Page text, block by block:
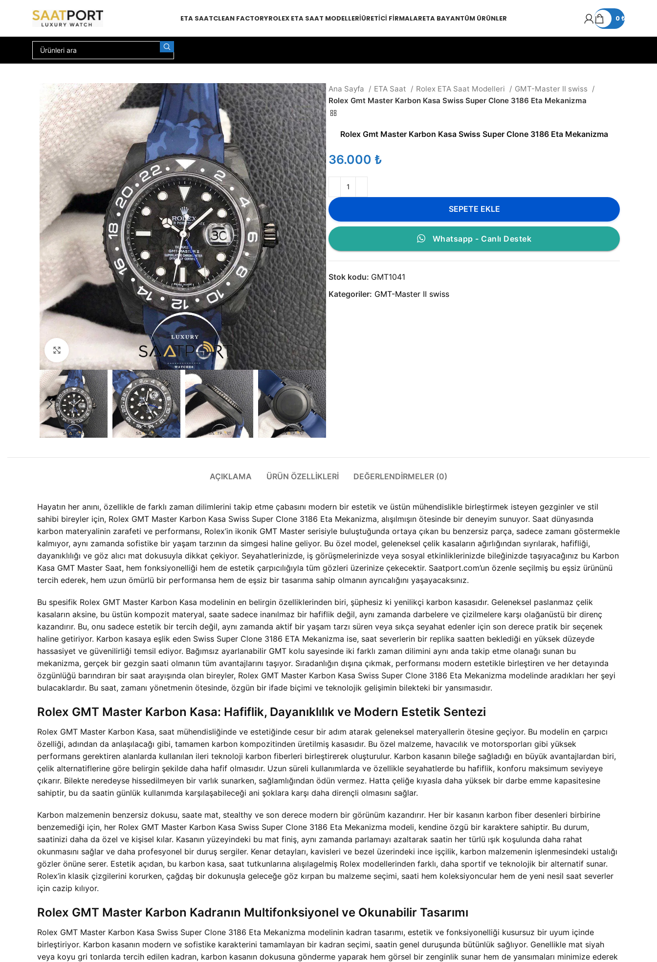
ETA SAATCLEAN FACTORYROLEX ETA SAAT MODELLERIÜRETICI FIRMALARETA BAYANTÜM ÜRÜNLER 0₺
Büyütmek için tıklayın
Ana Sayfa ETA Saat Rolex ETA Saat Modelleri
GMT-Master II swiss
Rolex Gmt Master Karbon Kasa Swiss Super Clone 3186 Eta Mekanizma
Rolex Gmt Master Karbon Kasa Swiss Super Clone 3186 Eta Mekanizma
₺
SEPETE EKLE
Whatsapp - Canlı Destek
Stok kodu: GMT1041
Kategoriler: GMT-Master II swiss
AÇIKLAMA ÜRÜN ÖZELLIKLERI DEĞERLENDIRMELER (0)
Hayatın her anını, özellikle de farklı zaman dilimlerini takip etme çabasını modern bir estetik ve üstün mühendislikle birleştirmek isteyen gezginler ve stil
sahibi bireyler için, Rolex GMT Master Karbon Kasa Swiss Super Clone 3186 Eta Mekanizma, alışılmışın ötesinde bir deneyim sunuyor. Saat dünyasında
karbon materyalinin zarafeti ve performansı, Rolex’in ikonik GMT Master serisiyle buluştuğunda ortaya çıkan bu benzersiz parça, sadece zamanı göstermekle
kalmıyor, aynı zamanda sofistike bir yaşam tarzının da simgesi haline geliyor. Bu özel model, geleneksel çelik kasaların ağırlığından sıyrılarak, hafifliği,
dayanıklılığı ve göz alıcı mat dokusuyla dikkat çekiyor. Seyahatlerinizde, iş görüşmelerinizde veya sosyal etkinliklerinizde bileğinizde taşıyacağınız bu Karbon
Kasa GMT Master Saat, hem fonksiyonelliği hem de estetik çarpıcılığıyla tüm gözleri üzerinize çekecektir. Saatport.com’un özenle seçilmiş bu eşsiz ürününü
tercih ederek, hem uzun ömürlü bir performansa hem de eşsiz bir tasarıma sahip olmanın ayrıcalığını yaşayacaksınız.
Bu spesifik Rolex GMT Master Karbon Kasa modelinin en belirgin özelliklerinden biri, şüphesiz ki yenilikçi karbon kasasıdır. Geleneksel paslanmaz çelik
kasaların aksine, bu üstün kompozit materyal, saate sadece inanılmaz bir hafiflik değil, aynı zamanda darbelere ve çizilmelere karşı olağanüstü bir direnç
kazandırır. Bu, onu sadece estetik bir tercih değil, aynı zamanda aktif bir yaşam tarzı süren veya sıkça seyahat edenler için son derece pratik bir seçenek
haline getiriyor. Karbon kasaya eşlik eden Swiss Super Clone 3186 ETA Mekanizma ise, saat severlerin bir replika saatten beklediği en yüksek düzeyde
hassasiyet ve güvenilirliği temsil ediyor. Bağımsız ayarlanabilir GMT kolu sayesinde iki farklı zaman dilimini aynı anda takip etme olanağı sunan bu
mekanizma, gerçek bir gezgin saati olmanın tüm avantajlarını taşıyor. Sıradanlığın dışına çıkmak, performansı modern estetikle birleştiren ve her detayında
özgünlüğü barındıran bir saat arayışında olan bireyler, Rolex GMT Master Karbon Kasa Swiss Super Clone 3186 Eta Mekanizma modelinde aradıkları her şeyi
bulacaklardır. Bu saat, zamanı yönetmenin ötesinde, özgün bir ifade biçimi ve teknolojik gelişimin bilekteki bir yansımasıdır.
Rolex GMT Master Karbon Kasa: Hafiflik, Dayanıklılık ve Modern Estetik Sentezi
Rolex GMT Master Karbon Kasa, saat mühendisliğinde ve estetiğinde cesur bir adım atarak geleneksel materyallerin ötesine geçiyor. Bu modelin en çarpıcı
özelliği, adından da anlaşılacağı gibi, tamamen karbon kompozitinden üretilmiş kasasıdır. Bu özel malzeme, havacılık ve motorsporları gibi yüksek
performans gerektiren alanlarda kullanılan ileri teknoloji karbon fiberleri birleştirerek oluşturulur. Karbon kasanın bileğe sağladığı en büyük avantajlardan biri,
çelik alternatiflerine göre belirgin şekilde daha hafif olmasıdır. Uzun süreli kullanımlarda ve özellikle seyahatlerde bu hafiflik, konforu maksimum seviyeye
çıkarır. Bilekte neredeyse hissedilmeyen bir varlık sunarken, sağlamlığından ödün vermez. Hatta çeliğe kıyasla daha yüksek bir darbe emme kapasitesine
sahiptir, bu da saatin günlük kullanımda karşılaşabileceği ani şoklara karşı daha dirençli olmasını sağlar.
Karbon malzemenin benzersiz dokusu, saate mat, stealthy ve son derece modern bir görünüm kazandırır. Her bir kasanın karbon fiber desenleri birbirine
benzemediği için, her Rolex GMT Master Karbon Kasa Swiss Super Clone 3186 Eta Mekanizma modeli, kendine özgü bir karaktere sahiptir. Bu durum,
saatinizi daha da özel ve kişisel kılar. Kasanın yüzeyindeki bu mat finiş, aynı zamanda parlamayı azaltarak saatin her türlü ışık koşulunda daha rahat
okunmasını sağlar ve daha profesyonel bir duruş sergiler. Kenar detayları, kavisleri ve bezel üzerindeki ince işçilik, karbon malzemenin işlenmesindeki ustalığı
gözler önüne serer. Estetik açıdan, bu karbon kasa, saat tutkunlarına alışılagelmiş Rolex modellerinden farklı, daha sportif ve teknolojik bir alternatif sunar.
Rolex’in klasik çizgilerini korurken, çağdaş bir dokunuşla geleceğe göz kırpan bu malzeme seçimi, saati hem koleksiyoncular hem de yeni nesil saat severler
için cazip kılıyor.
Rolex GMT Master Karbon Kadranın Multifonksiyonel ve Okunabilir Tasarımı
Rolex GMT Master Karbon Kasa Swiss Super Clone 3186 Eta Mekanizma modelinin kadran tasarımı, estetik ve fonksiyonelliği kusursuz bir uyum içinde
birleştiriyor. Karbon kasanın modern ve sofistike karakterini tamamlayan bir kadran seçimi, saatin genel duruşunda bütünlük sağlıyor. Genellikle mat siyah
veya koyu gri tonlarda tercih edilen kadran, karbon kasanın dokusuna gönderme yaparak hem görsel bir zenginlik sunar hem de yansımaları minimize ederek